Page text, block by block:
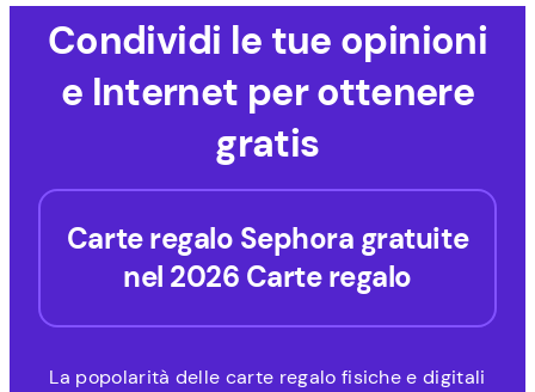
Condividi le tue opinioni
e Internet per ottenere
gratis
Carte regalo Sephora gratuite
nel 2026 Carte regalo
La popolarità delle carte regalo fisiche e digitali